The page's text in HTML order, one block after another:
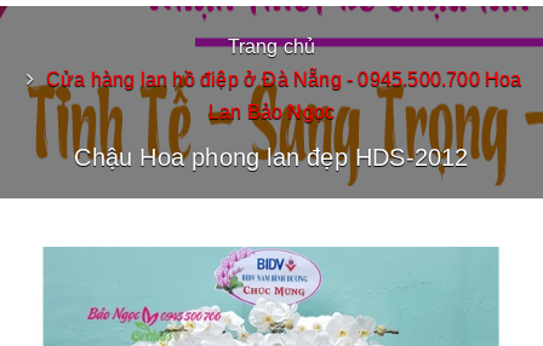
Trang chủ
Cửa hàng lan hồ điệp ở Đà Nẵng - 0945.500.700 Hoa
Lan Bảo Ngọc
Chậu Hoa phong lan đẹp HDS-2012